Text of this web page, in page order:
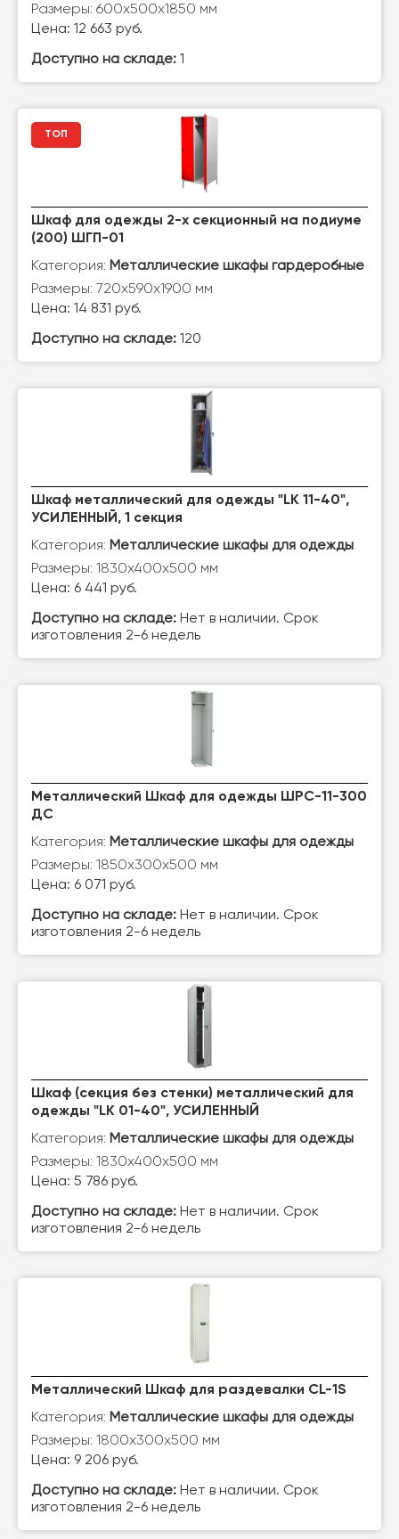
Размеры: 600x500x1850 мм
Цена: 12 663 руб.
Доступно на складе: 1
ТОП
Шкаф для одежды 2-х секционный на подиуме
(200) ШГП-01
Категория: Металлические шкафы гардеробные
Размеры: 720х590х1900 мм
Цена: 14 831 руб.
Доступно на складе: 120
Шкаф металлический для одежды "LK 11-40",
УСИЛЕННЫЙ, 1 секция
Категория: Металлические шкафы для одежды
Размеры: 1830х400х500 мм
Цена: 6 441 руб.
Доступно на складе: Нет в наличии. Срок
изготовления 2-6 недель
Металлический Шкаф для одежды ШРС-11-300
ДС
Категория: Металлические шкафы для одежды
Размеры: 1850х300х500 мм
Цена: 6 071 руб.
Доступно на складе: Нет в наличии. Срок
изготовления 2-6 недель
Шкаф (секция без стенки) металлический для
одежды "LK 01-40", УСИЛЕННЫЙ
Категория: Металлические шкафы для одежды
Размеры: 1830х400х500 мм
Цена: 5 786 руб.
Доступно на складе: Нет в наличии. Срок
изготовления 2-6 недель
Металлический Шкаф для раздевалки CL-1S
Категория: Металлические шкафы для одежды
Размеры: 1800х300х500 мм
Цена: 9 206 руб.
Доступно на складе: Нет в наличии. Срок
изготовления 2-6 недель